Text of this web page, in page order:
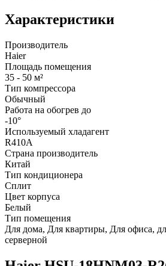
Характеристики
Производитель
Haier
Площадь помещения
35 - 50 м²
Тип компрессора
Обычный
Работа на обогрев до
-10°
Используемый хладагент
R410A
Страна производитель
Китай
Тип кондиционера
Сплит
Цвет корпуса
Белый
Тип помещения
Для дома, Для квартиры, Для офиса,
серверной